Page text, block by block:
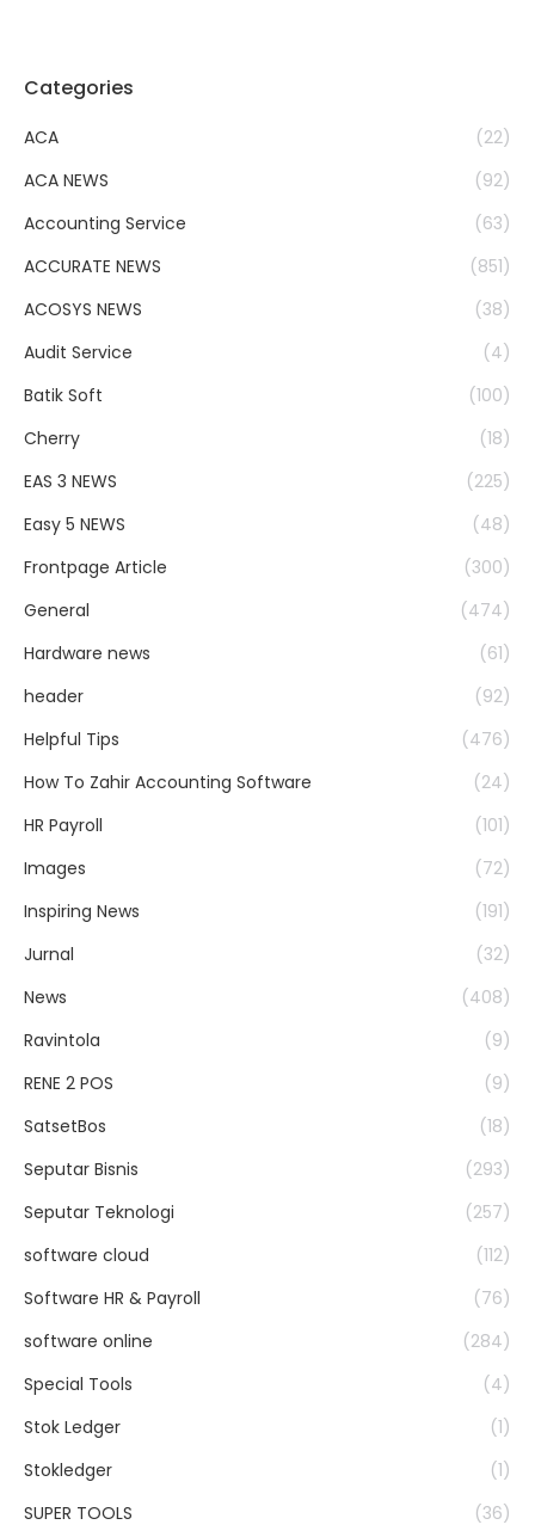
Categories
ACA
(22)
ACA NEWS
(92)
Accounting Service
(63)
ACCURATE NEWS
(851)
ACOSYS NEWS
(38)
Audit Service
(4)
Batik Soft
(100)
Cherry
(18)
EAS 3 NEWS
(225)
Easy 5 NEWS
(48)
Frontpage Article
(300)
General
(474)
Hardware news
(61)
header
(92)
Helpful Tips
(476)
How To Zahir Accounting Software
(24)
HR Payroll
(101)
Images
(72)
Inspiring News
(191)
Jurnal
(32)
News
(408)
Ravintola
(9)
RENE 2 POS
(9)
SatsetBos
(18)
Seputar Bisnis
(293)
Seputar Teknologi
(257)
software cloud
(112)
Software HR & Payroll
(76)
software online
(284)
Special Tools
(4)
Stok Ledger
(1)
Stokledger
(1)
SUPER TOOLS
(36)